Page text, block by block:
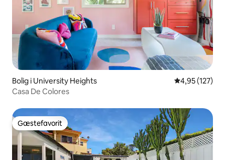
Bolig i University Heights 4,95 ud af 5 i
4,95 (127)
Casa De Colores
Gæstefavorit
Gæstefavorit